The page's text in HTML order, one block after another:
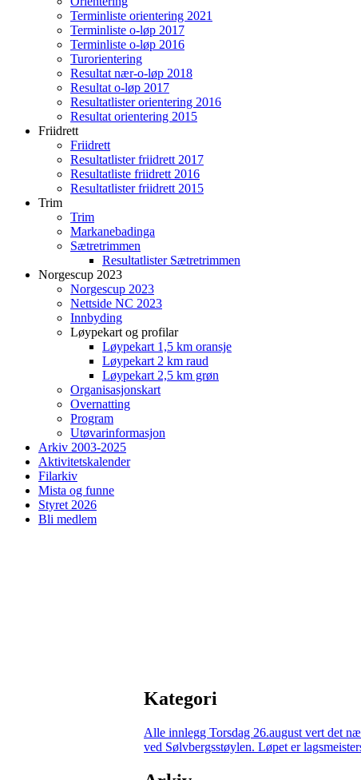
Terminliste orientering 2021
Terminliste o-løp 2017
Terminliste o-løp 2016
Turorientering
Resultat nær-o-løp 2018
Resultat o-løp 2017
Resultatlister orientering 2016
Resultat orientering 2015
Friidrett
Friidrett
Resultatlister friidrett 2017
Resultatliste friidrett 2016
Resultatlister friidrett 2015
Trim
Trim
Markanebadinga
Sætretrimmen
Resultatlister Sætretrimmen
Norgescup 2023
Norgescup 2023
Nettside NC 2023
Innbyding
Løypekart og profilar
Løypekart 1,5 km oransje
Løypekart 2 km raud
Løypekart 2,5 km grøn
Organisasjonskart
Overnatting
Program
Utøvarinformasjon
Arkiv 2003-2025
Aktivitetskalender
Filarkiv
Mista og funne
Styret 2026
Bli medlem
Kategori
Alle innlegg Torsdag 26.august vert det
ved Sølvbergsstøylen. Løpet er